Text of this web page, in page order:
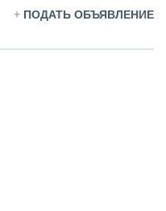
+ ПОДАТЬ ОБЪЯВЛЕНИЕ